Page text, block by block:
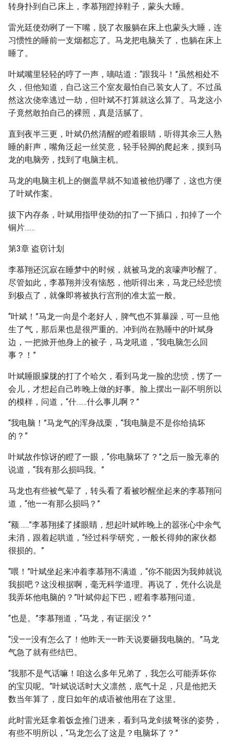
转身扑到自己床上，李慕翔蹬掉鞋子，蒙头大睡。
雷光廷使劲咧了一下嘴，脱了衣服躺在床上也蒙头大睡，连
习惯性的睡前一支烟都忘了。马龙把电脑关了，也躺在床上
睡了。
叶斌嘴里轻轻的哼了一声，嘀咕道：“跟我斗！”虽然相处不
久，但他知道，自己这三个室友最怕自己装女人了。不过虽
然这次侥幸逃过一劫，但叶斌不打算就这么算了。马龙这小
子竟然敢拍自己的裸照，真是活腻了。
直到夜半三更，叶斌仍然清醒的瞪着眼睛，听得其余三人熟
睡的鼾声，嘴角泛起一丝笑意，轻手轻脚的爬起来，摸到马
龙的电脑旁，找到了电脑主机。
马龙的电脑主机上的侧盖早就不知道被他扔哪了，这也方便
了叶斌作案。
拔下内存条，叶斌用指甲使劲的扣了一下插口，扣掉了一个
铜片……
第3章 盗窃计划
李慕翔还沉寂在睡梦中的时候，就被马龙的哀嚎声吵醒了。
尽管如此，李慕翔并没有恼怒，他听得出来，马龙已经悲愤
到极点了，就像即将被执行宫刑的准太监一般。
“叶斌！”马龙一向是个老好人，脾气也不算暴躁，可一旦他
生了气，那后果也是很严重的。冲到尚在熟睡中的叶斌身
边，一把掀开他身上的被子，马龙吼道，“我电脑怎么回
事？！”
叶斌睡眼朦胧的打了个哈欠，看到马龙一脸的悲愤，愣了一
会儿，才想起自己昨晚上做的好事。脸上摆出一副不明所以
的模样，问道，“什……什么事儿啊？”
“我电脑！”马龙气的浑身战栗，“我电脑是不是你给搞坏
的？”
叶斌故作惊讶的瞪了一眼，“你电脑坏了？”之后一脸无辜的
说道，“我有那么损吗我。”
马龙也有些被气晕了，转头看了看被吵醒坐起来的李慕翔问
道，“他——有那么损吗？”
“额……”李慕翔揉了揉眼睛，想起叶斌昨晚上的嚣张心中余气
未消，跟着起哄道，“经过科学研究，一般长得帅的家伙都
很损的。”
“喂！”叶斌坐起来冲着李慕翔不满道，“你不能因为我帅就说
我损吧？这没根据啊，毫无科学道理。再说了，凭什么说是
我弄坏他电脑的？”叶斌仰起下巴，瞪着李慕翔问道。
“也是。”李慕翔道，“马龙，有证据没？”
“没——没有怎么了！他昨天——昨天说要砸我电脑的。”马龙
气急了就有些结巴。
“我那不是气话嘛！咱这么多年兄弟了，我怎么可能弄坏你
的宝贝呢。”叶斌说话时大义凛然，底气十足，只是他把天
数当年算了，度日如年的成语被他用在了这里。
此时雷光廷拿着饭盒推门进来，看到马龙剑拔弩张的姿势，
有些不明所以，“马龙怎么了这是？电脑坏了？”